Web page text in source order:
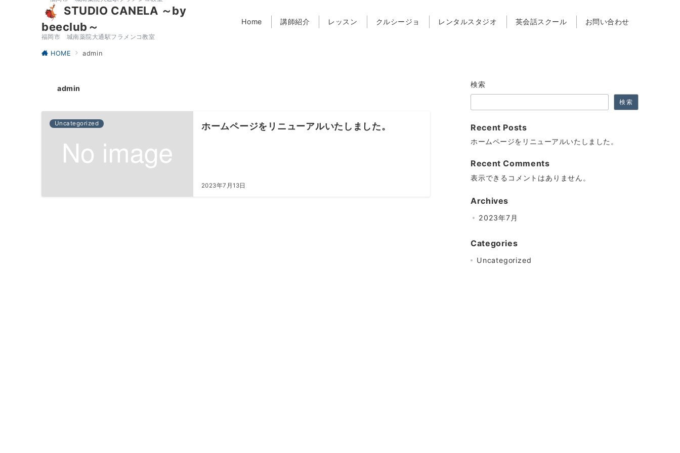
STUDIO CANELA ～by
beeclub～
福岡市 城南薬院大通駅フラメンコ教室
Home 講師紹介 レッスン クルシージョ レンタルスタジオ 英会話スクール お問い合わせ
HOME admin
admin
Uncategorized ホームページをリニューアルいたしました。
2023年7月13日
検索
検索
Recent Posts
ホームページをリニューアルいたしました。
Recent Comments
表示できるコメントはありません。
Archives
2023年7月
Categories
Uncategorized